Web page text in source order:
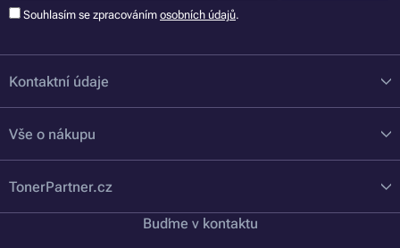
Souhlasím se zpracováním osobních údajů.
Kontaktní údaje
Vše o nákupu
TonerPartner.cz
Buďme v kontaktu